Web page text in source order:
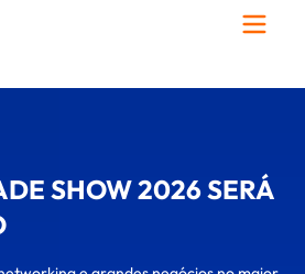
SHOW 2026 SERÁ